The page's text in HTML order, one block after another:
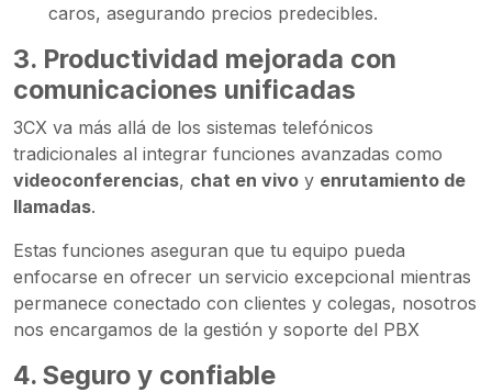
caros, asegurando precios predecibles.
3. Productividad mejorada con
comunicaciones unificadas
3CX va más allá de los sistemas telefónicos
tradicionales al integrar funciones avanzadas como
videoconferencias, chat en vivo y enrutamiento de
llamadas.
Estas funciones aseguran que tu equipo pueda
enfocarse en ofrecer un servicio excepcional mientras
permanece conectado con clientes y colegas, nosotros
nos encargamos de la gestión y soporte del PBX
4. Seguro y confiable